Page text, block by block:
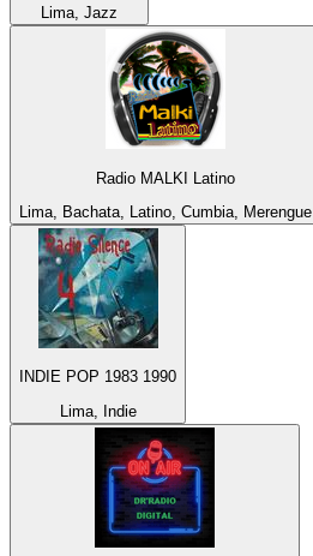
Lima, Jazz
Radio MALKI Latino
Lima, Bachata, Latino, Cumbia, Merengue
INDIE POP 1983 1990
Lima, Indie